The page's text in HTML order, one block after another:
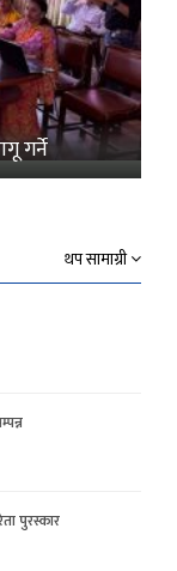
गर्ने
थप सामाग्री
पुरस्कार